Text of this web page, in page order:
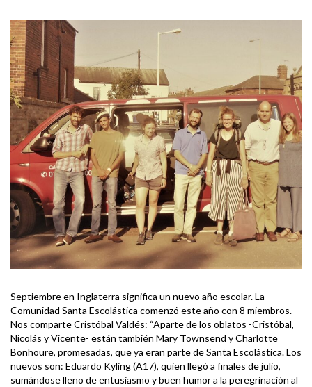
Septiembre en Inglaterra significa un nuevo año escolar. La
Comunidad Santa Escolástica comenzó este año con 8 miembros.
Nos comparte Cristóbal Valdés: “Aparte de los oblatos -Cristóbal,
Nicolás y Vicente- están también Mary Townsend y Charlotte
Bonhoure, promesadas, que ya eran parte de Santa Escolástica. Los
nuevos son: Eduardo Kyling (A17), quien llegó a finales de julio,
sumándose lleno de entusiasmo y buen humor a la peregrinación al